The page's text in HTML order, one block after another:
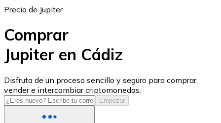
USD Coin
USDC
Precio de Jupiter
Comprar
Jupiter en Cádiz
Disfruta de un proceso sencillo y seguro para comprar,
vender e intercambiar criptomonedas.
Empezar